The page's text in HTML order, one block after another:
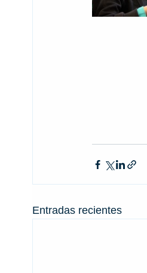
Entradas recientes